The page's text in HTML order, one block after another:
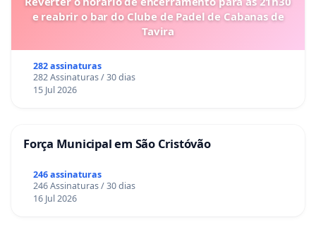
e reabrir o bar do Clube de Padel de Cabanas de
Tavira
282 assinaturas
282 Assinaturas / 30 dias
15 Jul 2026
Força Municipal em São Cristóvão
246 assinaturas
246 Assinaturas / 30 dias
16 Jul 2026